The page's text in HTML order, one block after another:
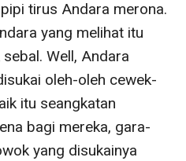
tirus Andara merona.
yang melihat itu
Well, Andara
oleh-oleh cewek-
itu seangkatan
bagi mereka, gara-
yang disukainya